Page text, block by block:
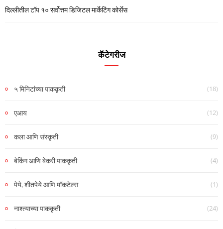
दिल्लीतील टॉप १० सर्वोत्तम डिजिटल मार्केटिंग कोर्सेस
कॅटेगरीज
५ मिनिटांच्या पाककृती (18)
एआय (12)
कला आणि संस्कृती (9)
बेकिंग आणि बेकरी पाककृती (4)
पेये, शीतपेये आणि मॉकटेल्स (1)
नाश्त्याच्या पाककृती (24)